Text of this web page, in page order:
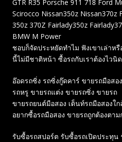
GTR R35 Porsche 911 718 Ford
Scirocco Nissan350z Nissan370z
350z 370Z Fairlady350z
BMW M Power
ชอบก็จัดประหยัดทำไม ฟังเขาเล่าห
นี้ไม่มีชาติหน้า ซื้อรถกับเราต้องไวนิ
อ๊อดรถซิ่ง รถซิ่งกู๊ดคาร์ ขายรถมือส
รถหรู ขายรถแต่ง ขายรถซิ่ง ขายรถ
ขายรถยนต์มือสอง เต็นท์รถมือสองใ
อยากซื้อรถมือสอง ขายรถถูกต้องตา
รับซื้อรถสปอร์ต รับซื้อรถเปิดประทุน